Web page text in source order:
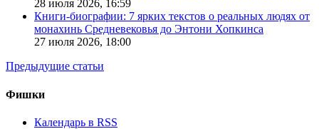
28 июля 2026, 16:59
Книги-биографии: 7 ярких текстов о реальных людях от
монахинь Средневековья до Энтони Хопкинса
27 июля 2026, 18:00
Предыдущие статьи
Фишки
Календарь в RSS